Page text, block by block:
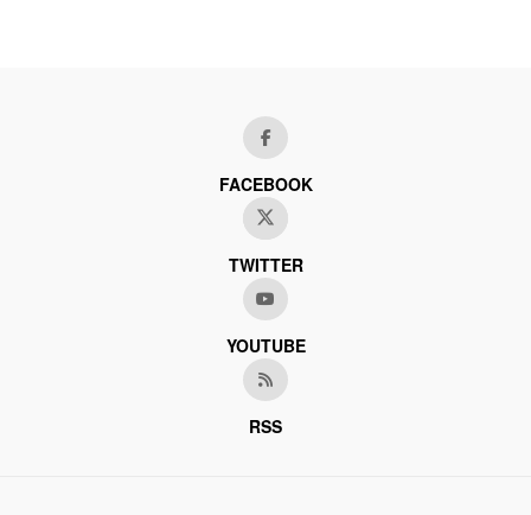
FACEBOOK
TWITTER
YOUTUBE
RSS